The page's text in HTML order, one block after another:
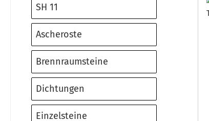
SH 11
Ascheroste
Brennraumsteine
Dichtungen
Einzelsteine